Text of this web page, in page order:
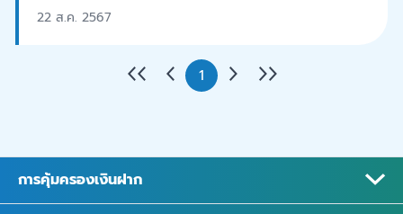
22 ส.ค. 2567
1
การคุ้มครองเงินฝาก